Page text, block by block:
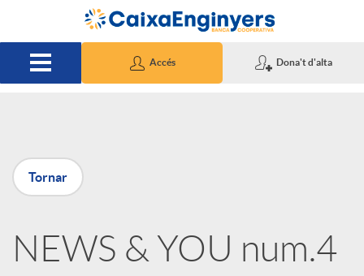
Salta al contingut principal
Accés Dona't d'alta
P
u
b
Tornar
NEWS & YOU num.4